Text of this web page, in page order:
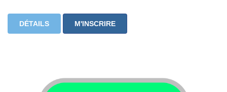
DÉTAILS M'INSCRIRE